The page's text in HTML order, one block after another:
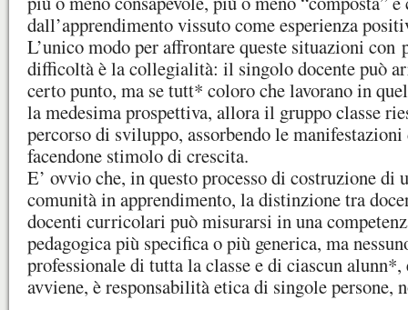
dall’apprendimento vissuto come esperienza
L’unico modo per affrontare queste situazioni
difficoltà è la collegialità: il singolo docente può
certo punto, ma se tutt* coloro che lavorano in
la medesima prospettiva, allora il gruppo classe
percorso di sviluppo, assorbendo le
facendone stimolo di crescita.
E’ ovvio che, in questo processo di costruzione di
comunità in apprendimento, la distinzione tra
docenti curricolari può misurarsi in una
pedagogica più specifica o più generica, ma
professionale di tutta la classe e di ciascun alunn*,
avviene, è responsabilità etica di singole persone,